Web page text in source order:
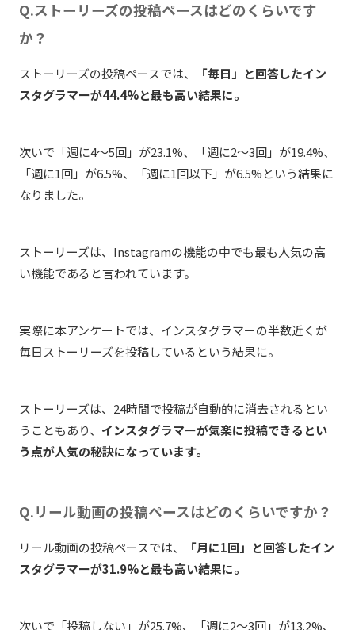
Q.ストーリーズの投稿ペースはどのくらいです
か？
ストーリーズの投稿ペースでは、
「毎日」と回答したイン
スタグラマーが44.4%と最も高い結果に。
次いで「週に4〜5回」が23.1%、「週に2〜3回」が19.4%、
「週に1回」が6.5%、「週に1回以下」が6.5%という結果に
なりました。
ストーリーズは、Instagramの機能の中でも最も人気の高
い機能であると言われています。
実際に本アンケートでは、インスタグラマーの半数近くが
毎日ストーリーズを投稿しているという結果に。
ストーリーズは、24時間で投稿が自動的に消去されるとい
うこともあり、 インスタグラマーが気楽に投稿できるとい
う点が人気の秘訣になっています。
Q.リール動画の投稿ペースはどのくらいですか？
リール動画の投稿ペースでは、
「月に1回」と回答したイン
スタグラマーが31.9%と最も高い結果に。
次いで「投稿しない」が25.7%、「週に2〜3回」が13.2%、